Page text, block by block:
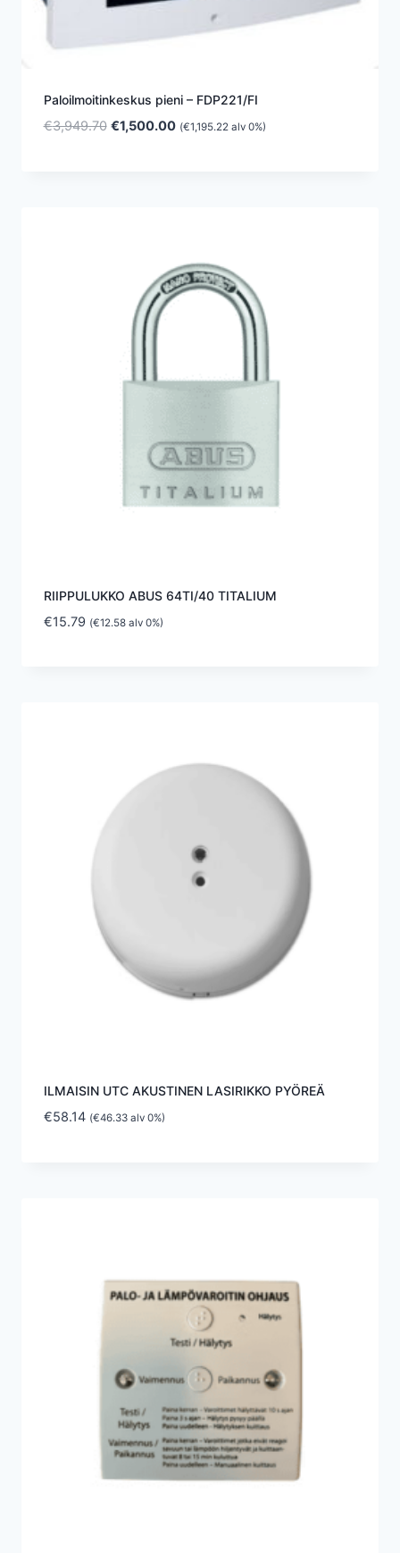
Paloilmoitinkeskus pieni – FDP221/FI
€3,949.70 Alkuperäinen
€1,500.00Nykyinen
(€1,195.22alv 0%)
RIIPPULUKKO ABUS 64TI/40 TITALIUM
€15.79 (€12.58alv 0%)
ILMAISIN UTC AKUSTINEN LASIRIKKO PYÖREÄ
€58.14 (€46.33alv 0%)